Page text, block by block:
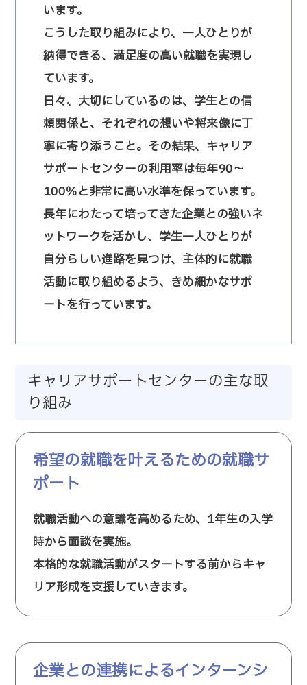
います。
こうした取り組みにより、一人ひとりが
納得できる、満足度の高い就職を実現し
ています。
日々、大切にしているのは、学生との信
頼関係と、それぞれの想いや将来像に丁
寧に寄り添うこと。その結果、キャリア
サポートセンターの利用率は毎年90～
100％と非常に高い水準を保っています。
長年にわたって培ってきた企業との強いネ
ットワークを活かし、学生一人ひとりが
自分らしい進路を見つけ、主体的に就職
活動に取り組めるよう、きめ細かなサポ
ートを行っています。
キャリアサポートセンターの主な取
り組み
希望の就職を叶えるための就職サ
ポート
就職活動への意識を高めるため、1年生の入学
時から面談を実施。
本格的な就職活動がスタートする前からキャ
リア形成を支援していきます。
企業との連携によるインターンシ